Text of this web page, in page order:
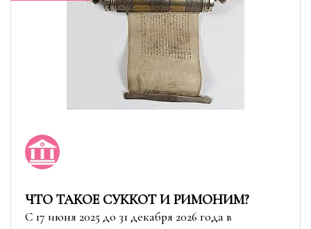
ЧТО ТАКОЕ СУККОТ И РИМОНИМ?
С 17 июня 2025 до 31 декабря 2026 года в